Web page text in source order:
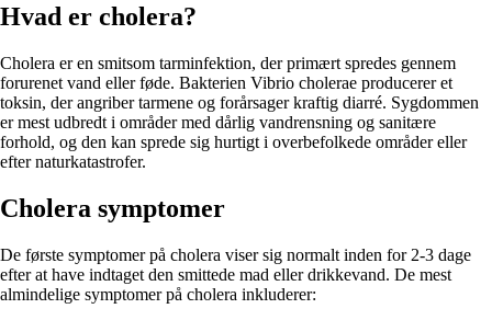
Hvad er cholera?
Cholera er en smitsom tarminfektion, der primært spredes gennem
forurenet vand eller føde. Bakterien Vibrio cholerae producerer et
toksin, der angriber tarmene og forårsager kraftig diarré. Sygdommen
er mest udbredt i områder med dårlig vandrensning og sanitære
forhold, og den kan sprede sig hurtigt i overbefolkede områder eller
efter naturkatastrofer.
Cholera symptomer
De første symptomer på cholera viser sig normalt inden for 2-3 dage
efter at have indtaget den smittede mad eller drikkevand. De mest
almindelige symptomer på cholera inkluderer: